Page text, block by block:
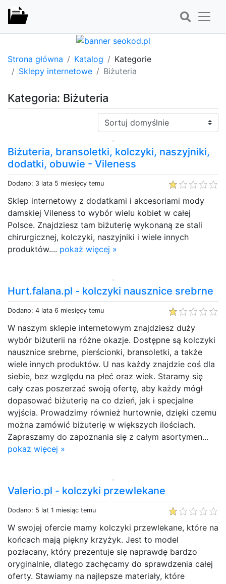
Strona główna Katalog
Kategorie
Sklepy internetowe
Biżuteria
Kategoria: Biżuteria
Sortuj:
Biżuteria, bransoletki, kolczyki, naszyjniki,
dodatki, obuwie - Vileness
Dodano: 3 lata 5 miesięcy temu
Sklep internetowy z dodatkami i akcesoriami mody
damskiej Vileness to wybór wielu kobiet w całej
Polsce. Znajdziesz tam biżuterię wykonaną ze stali
chirurgicznej, kolczyki, naszyjniki i wiele innych
produktów.... pokaż więcej »
Hurt.falana.pl - kolczyki nausznice srebrne
Dodano: 4 lata 6 miesięcy temu
W naszym sklepie internetowym znajdziesz duży
wybór biżuterii na różne okazje. Dostępne są kolczyki
nausznice srebrne, pierścionki, bransoletki, a także
wiele innych produktów. U nas każdy znajdzie coś dla
siebie, bez względu na płeć oraz wiek. Staramy się
cały czas poszerzać swoją ofertę, aby każdy mógł
dopasować biżuterię na co dzień, jak i specjalne
wyjścia. Prowadzimy również hurtownie, dzięki czemu
można zamówić biżuterię w większych ilościach.
Zapraszamy do zapoznania się z całym asortymen...
pokaż więcej »
Valerio.pl - kolczyki przewlekane
Dodano: 5 lat 1 miesiąc temu
W swojej ofercie mamy kolczyki przewlekane, które na
końcach mają piękny krzyżyk. Jest to model
pozłacany, który prezentuje się naprawdę bardzo
oryginalnie, dlatego zachęcamy do sprawdzenia całej
oferty. Stawiamy na najlepsze materiały, które